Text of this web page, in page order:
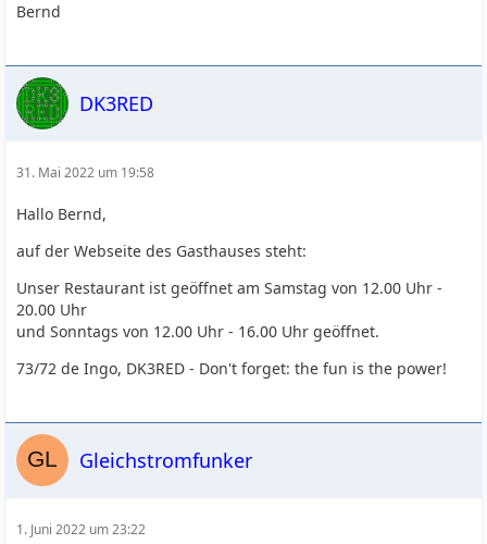
Bernd
DK3RED
31. Mai 2022 um 19:58
Hallo Bernd,
auf der Webseite des Gasthauses steht:
Unser Restaurant ist geöffnet am Samstag von 12.00 Uhr -
20.00 Uhr
und Sonntags von 12.00 Uhr - 16.00 Uhr geöffnet.
73/72 de Ingo, DK3RED - Don't forget: the fun is the power!
Gleichstromfunker
1. Juni 2022 um 23:22